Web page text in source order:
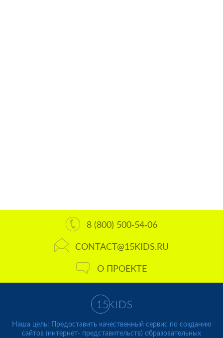
8 (800) 500-54-06
CONTACT@15KIDS.RU
О ПРОЕКТЕ
Наша цель: Предоставить качественный сервис по созданию
сайтов (интернет- представительств) образовательных